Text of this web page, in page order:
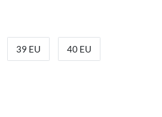
39 EU 40 EU